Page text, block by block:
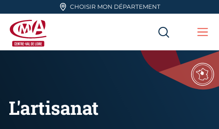
Aller en haut de pageCHOISIR MON DÉPARTEMENT
L'artisanat